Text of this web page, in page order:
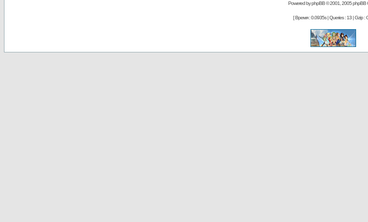
Powered byphpBB© 2001, 2005 phpBB
[ Время : 0.0935s | Queries : 13 | Gzip :